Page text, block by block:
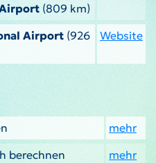
(809 km)
Airport (926
Website
mehr
berechnen
mehr